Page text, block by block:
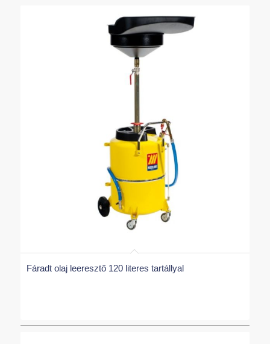
Fáradt olaj leeresztő 120 literes tartállyal